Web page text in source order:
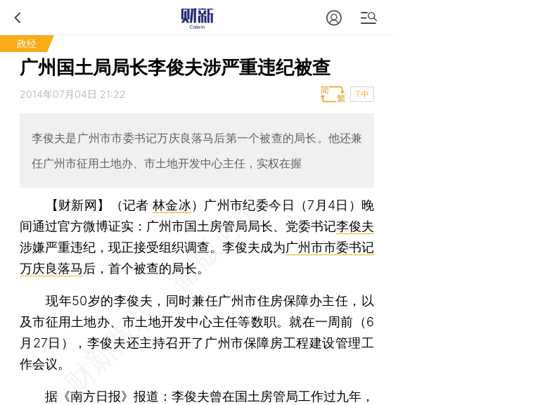
政经
广州国土局局长李俊夫涉严重违纪被查
2014年07月04日 21:22 T中
李俊夫是广州市市委书记万庆良落马后第一个被查的局长。他还兼
任广州市征用土地办、市土地开发中心主任，实权在握
【财新网】（记者 林金冰） 广州市纪委今日（7月4日）晚
间通过官方微博证实：广州市国土房管局局长、党委书记李俊夫
涉嫌严重违纪，现正接受组织调查。李俊夫成为广州市市委书记
万庆良落马后，首个被查的局长。
现年50岁的李俊夫，同时兼任广州市住房保障办主任，以
及市征用土地办、市土地开发中心主任等数职。就在一周前（6
月27日），李俊夫还主持召开了广州市保障房工程建设管理工
作会议。
据《南方日报》报道：李俊夫曾在国土房管局工作过九年，